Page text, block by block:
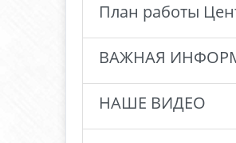
План работы
ВАЖНАЯ
НАШЕ ВИДЕО